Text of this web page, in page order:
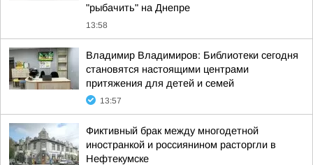
"рыбачить" на Днепре
13:58
Владимир Владимиров: Библиотеки сегодня
становятся настоящими центрами
притяжения для детей и семей
13:57
Фиктивный брак между многодетной
иностранкой и россиянином расторгли в
Нефтекумске